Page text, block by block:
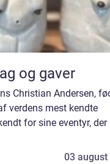
og gaver
Christian Andersen,
verdens mest kendte
for sine eventyr, der
03 august